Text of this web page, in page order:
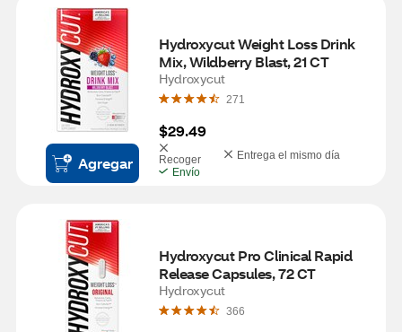
Agregar
Hydroxycut Weight Loss Drink
Mix, Wildberry Blast, 21 CT
Hydroxycut
271
$29.49
Recoger
Entrega el mismo día
Envío
Hydroxycut Pro Clinical Rapid
Release Capsules, 72 CT
Hydroxycut
366